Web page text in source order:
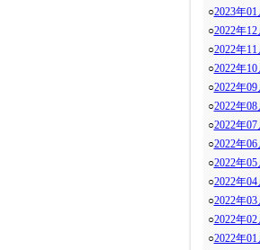
○2023年01
○2022年12
○2022年11
○2022年10
○2022年09
○2022年08
○2022年07
○2022年06
○2022年05
○2022年04
○2022年03
○2022年02
○2022年01